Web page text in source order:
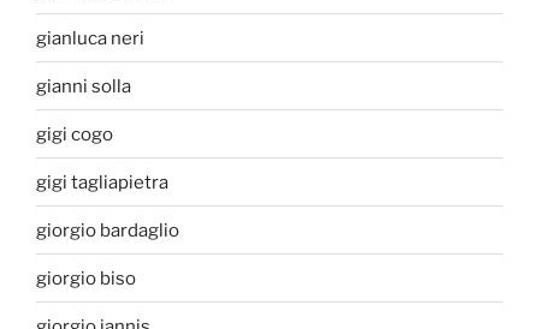
gianluca neri
gianni solla
gigi cogo
gigi tagliapietra
giorgio bardaglio
giorgio biso